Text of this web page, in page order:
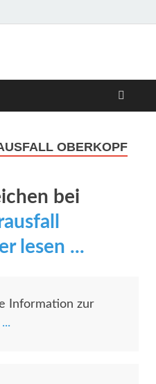
Fitness
OBERKOPF
bei
lesen ...
Information zur